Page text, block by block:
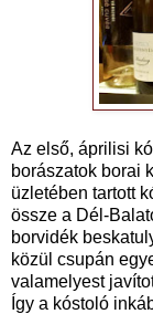
Az első, áprilisi
borászatok borai
üzletében tartott
össze a Dél-
borvidék
közül csupán
valamelyest
Így a kóstoló